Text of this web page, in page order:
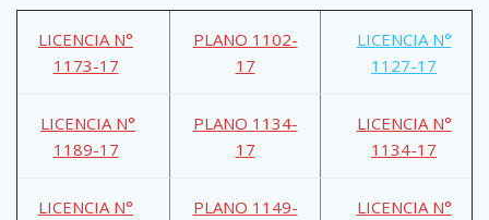
LICENCIA N°
1173-17
PLANO 1102-
17
LICENCIA N°
1127-17
LICENCIA N°
1189-17
PLANO 1134-
17
LICENCIA N°
1134-17
LICENCIA N°
PLANO 1149-
LICENCIA N°